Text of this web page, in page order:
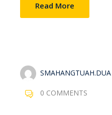
Read More
SMAHANGTUAH.DUA
0 COMMENTS